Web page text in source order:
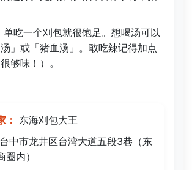
单吃一个刈包就很饱足。想喝汤可以
」或「猪血汤」。敢吃辣记得加点
够味！）。
：
东海刈包大王
台中市龙井区台湾大道五段3巷（东
圈内）